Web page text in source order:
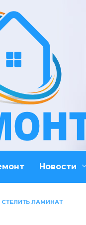
Новости
ЛАМИНАТ